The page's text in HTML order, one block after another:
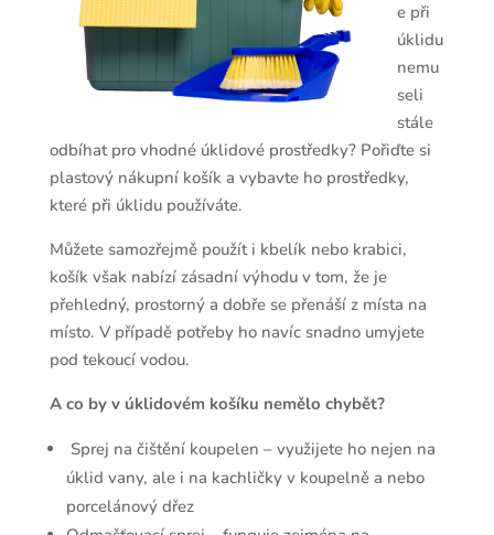
e při
úklidu
nemu
seli
stále
odbíhat pro vhodné úklidové prostředky? Pořiďte si
plastový nákupní košík a vybavte ho prostředky,
které při úklidu používáte.
Můžete samozřejmě použít i kbelík nebo krabici,
košík však nabízí zásadní výhodu v tom, že je
přehledný, prostorný a dobře se přenáší z místa na
místo. V případě potřeby ho navíc snadno umyjete
pod tekoucí vodou.
A co by v úklidovém košíku nemělo chybět?
Sprej na čištění koupelen – využijete ho nejen na
úklid vany, ale i na kachličky v koupelně a nebo
porcelánový dřez